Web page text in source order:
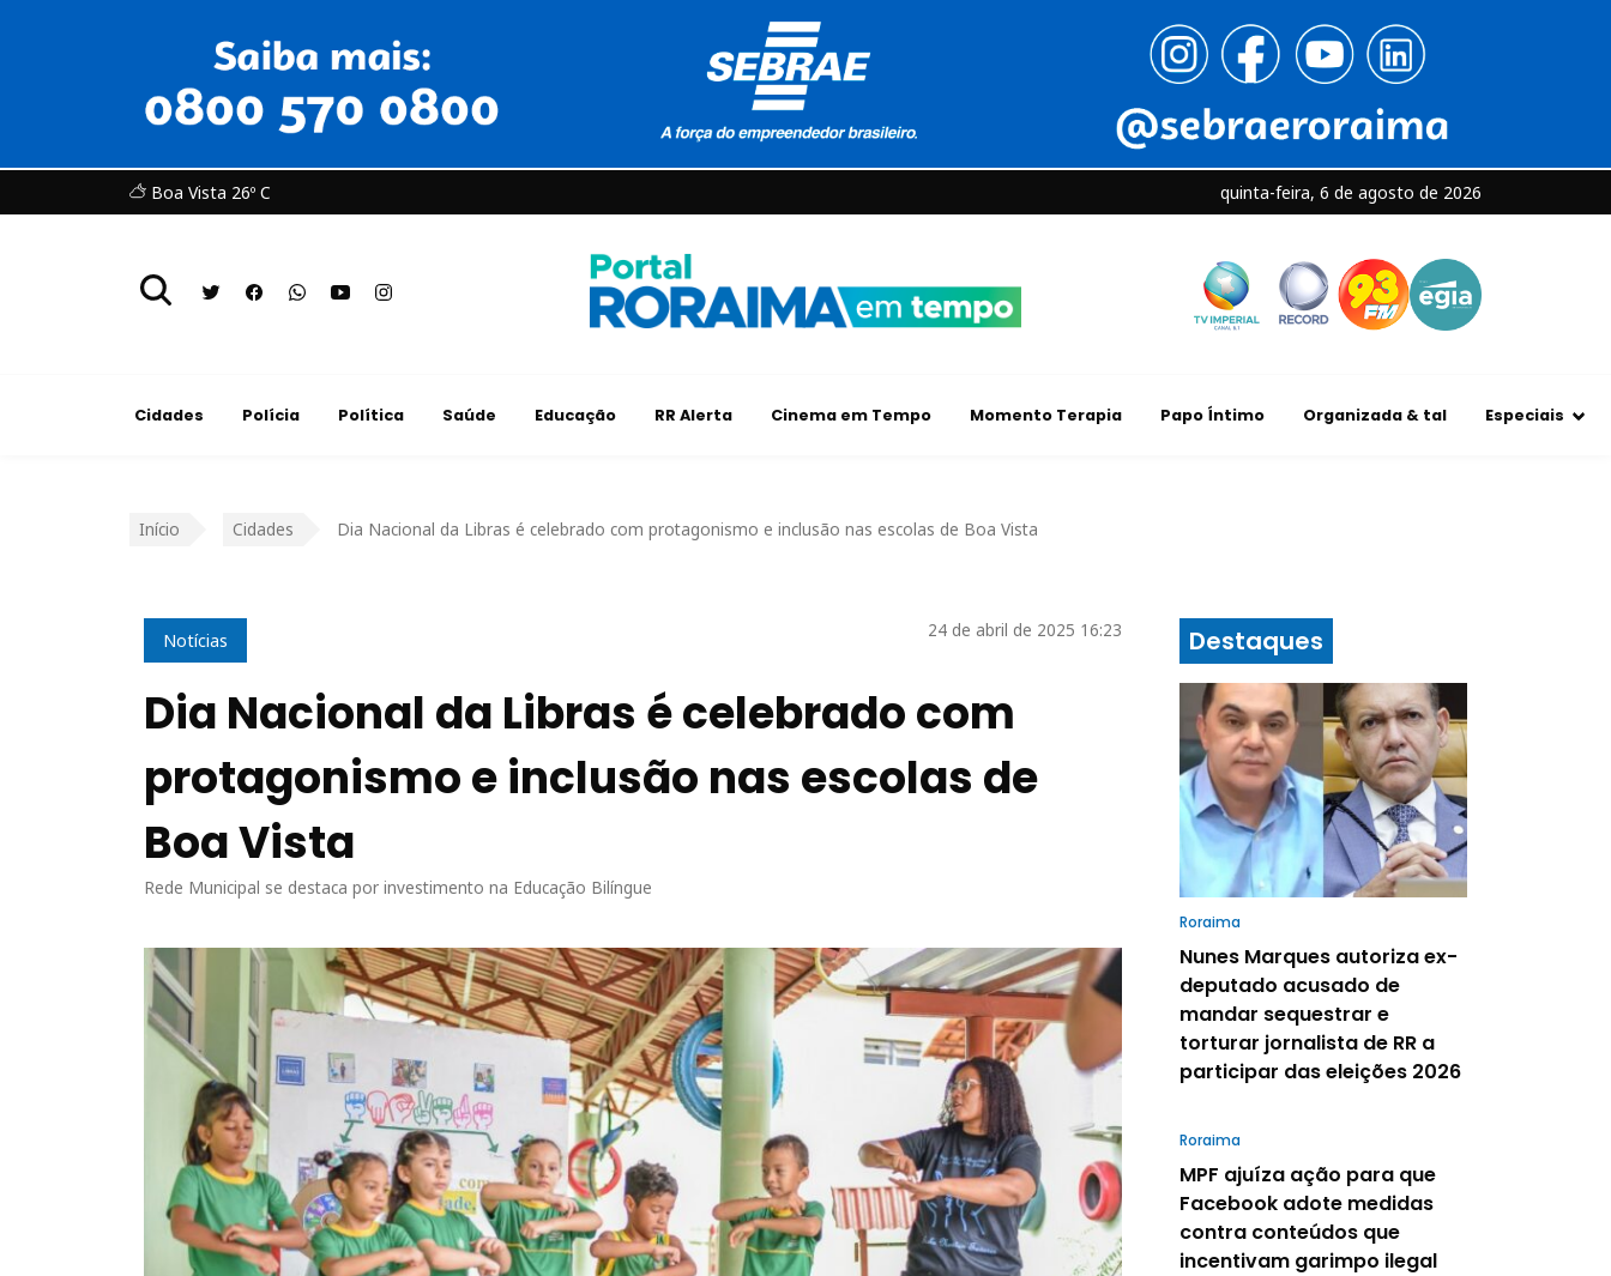
Boa Vista 26º C quinta-feira, 6 de agosto de 2026
Cidades Polícia Política Saúde Educação RR Alerta Cinema em Tempo Momento Terapia Papo Íntimo Organizada & tal Especiais
Início Cidades Dia Nacional da Libras é celebrado com protagonismo e inclusão nas escolas de Boa Vista
Notícias 24 de abril de 2025 16:23
Dia Nacional da Libras é celebrado com
protagonismo e inclusão nas escolas de
Boa Vista
Rede Municipal se destaca por investimento na Educação Bilíngue
Destaques
Roraima
Nunes Marques autoriza ex-
deputado acusado de
mandar sequestrar e
torturar jornalista de RR a
participar das eleições 2026
Roraima
MPF ajuíza ação para que
Facebook adote medidas
contra conteúdos que
incentivam garimpo ilegal